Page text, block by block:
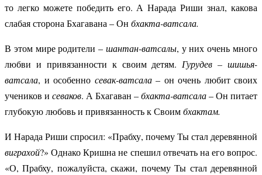
то легко можете победить его. А Нарада Риши знал, какова
слабая сторона Бхагавана – Он бхакта-ватсала.
В этом мире родители – шантан-ватсалы, у них очень много
любви и привязанности к своим детям. Гурудев – шишья-
ватсала, и особенно севак-ватсала– он очень любит своих
учеников и севаков. А Бхагаван –бхакта-ватсала– Он питает
глубокую любовь и привязанность к Своимбхактам.
И Нарада Риши спросил: «Прабху, почему Ты стал деревянной
виграхой?» Однако Кришна не спешил отвечать на его вопрос.
«О, Прабху, пожалуйста, скажи, почему Ты стал деревянной